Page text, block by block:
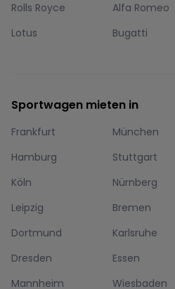
Rolls Royce
Alfa Romeo
Lotus
Bugatti
Sportwagen mieten in
Frankfurt München
Hamburg
Stuttgart
Köln
Nürnberg
Leipzig
Bremen
Dortmund
Karlsruhe
Dresden
Essen
Mannheim
Wiesbaden